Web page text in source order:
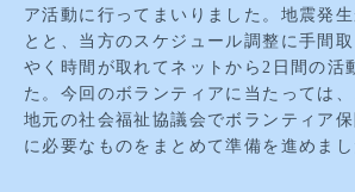
ア活動に行ってまいりました。地震発
とと、当方のスケジュール調整に手間
やく時間が取れてネットから2日間の活
た。今回のボランティアに当たっては
地元の社会福祉協議会でボランティア
に必要なものをまとめて準備を進めまし